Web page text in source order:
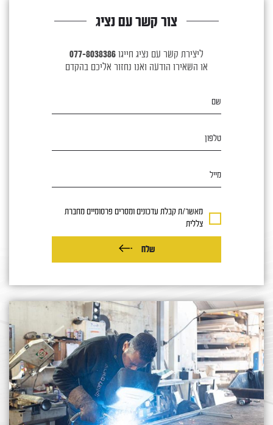
צור קשר עם נציג
ליצירת קשר עם נציג חייגו 077-8038386
או השאירו הודעה ואנו נחזור אליכם בהקדם
מאשר/ת קבלת עדכונים ומסרים פרסומיים מחברת
צללית
שלח